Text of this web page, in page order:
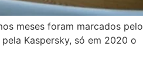
meses foram marcados pelo
Kaspersky, só em 2020 o